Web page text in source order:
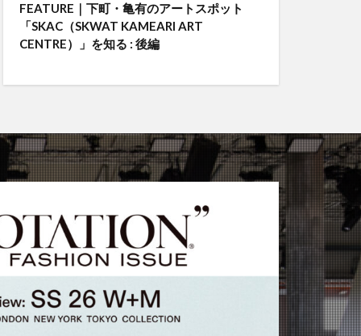
FEATURE｜下町・亀有のアートスポット
「SKAC（SKWAT KAMEARI ART
CENTRE）」を知る : 後編